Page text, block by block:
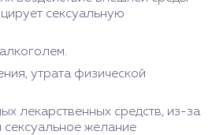
сексуальную
утрата физической
лекарственных средств, из-за
сексуальное желание